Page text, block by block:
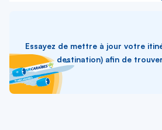
Essayez de mettre à jour votre
destination) afin de